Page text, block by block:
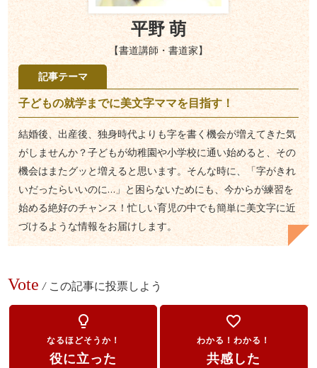
平野 萌
【書道講師・書道家】
記事テーマ
子どもの就学までに美文字ママを目指す！
結婚後、出産後、独身時代よりも字を書く機会が増えてきた気
がしませんか？子どもが幼稚園や小学校に通い始めると、その
機会はまたグッと増えると思います。そんな時に、「字がきれ
いだったらいいのに…」と困らないためにも、今からが練習を
始める絶好のチャンス！忙しい育児の中でも簡単に美文字に近
づけるような情報をお届けします。
Vote / この記事に投票しよう
lightbulb_outline
なるほどそうか！
役に立った
favorite_border
わかる！わかる！
共感した